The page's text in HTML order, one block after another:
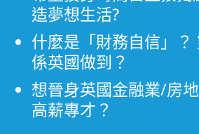
造夢想生活?
什麼是「財務自信」？
係英國做到？
想晉身英國金融業/房
高薪專才？